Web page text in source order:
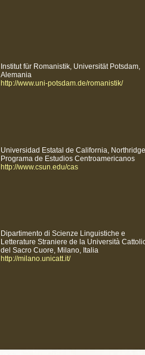
Institut für Romanistik, Universität Potsdam,
Alemania
http://www.uni-potsdam.de/romanistik/
Universidad Estatal de California, Northridge
Programa de Estudios Centroamericanos
http://www.csun.edu/cas
Dipartimento di Scienze Linguistiche e
Letterature Straniere de la Università
del Sacro Cuore, Milano, Italia
http://milano.unicatt.it/